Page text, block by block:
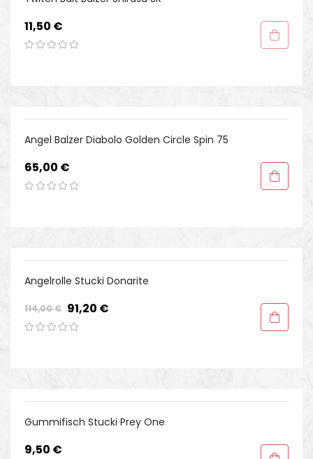
Preis
11,50 €
Angel Balzer Diabolo Golden Circle Spin 75
Preis
65,00 €
Angelrolle Stucki Donarite
Regulärer
Preis
114,00 € Preis
91,20 €
Gummifisch Stucki Prey One
Preis
9,50 €